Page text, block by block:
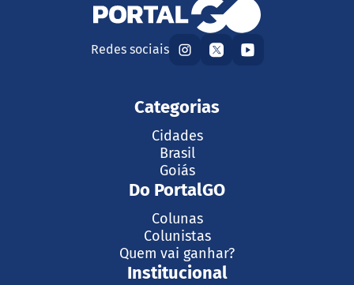
Redes sociais
Categorias
Cidades
Brasil
Goiás
Do PortalGO
Colunas
Colunistas
Quem vai ganhar?
Institucional